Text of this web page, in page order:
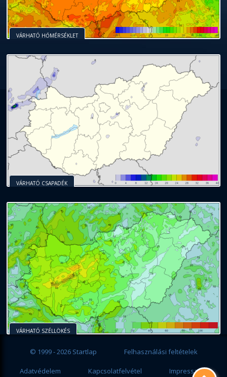
VÁRHATÓ HŐMÉRSÉKLET
VÁRHATÓ CSAPADÉK
VÁRHATÓ SZÉLLÖKÉS
© 1999 - 2026 Startlap Felhasználási feltételek
Adatvédelem Kapcsolatfelvétel Impresszum